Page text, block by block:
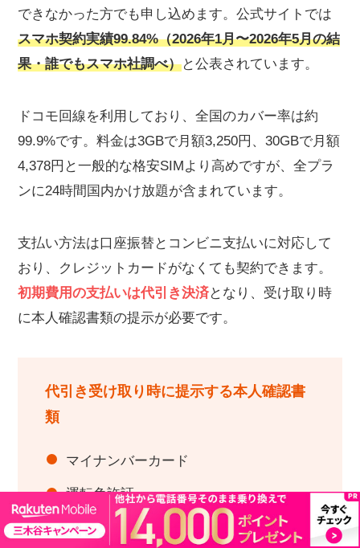
できなかった方でも申し込めます。公式サイトでは
スマホ契約実績99.84%（2026年1月〜2026年5月の結
果・誰でもスマホ社調べ）と公表されています。
ドコモ回線を利用しており、全国のカバー率は約
99.9%です。料金は3GBで月額3,250円、30GBで月額
4,378円と一般的な格安SIMより高めですが、全プラ
ンに24時間国内かけ放題が含まれています。
支払い方法は口座振替とコンビニ支払いに対応して
おり、クレジットカードがなくても契約できます。
初期費用の支払いは代引き決済となり、受け取り時
に本人確認書類の提示が必要です。
代引き受け取り時に提示する本人確認書
類
マイナンバーカード
運転免許証
特別永住者証明書